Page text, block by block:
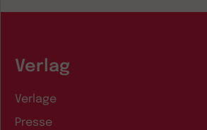
Verlag
Verlage
Presse